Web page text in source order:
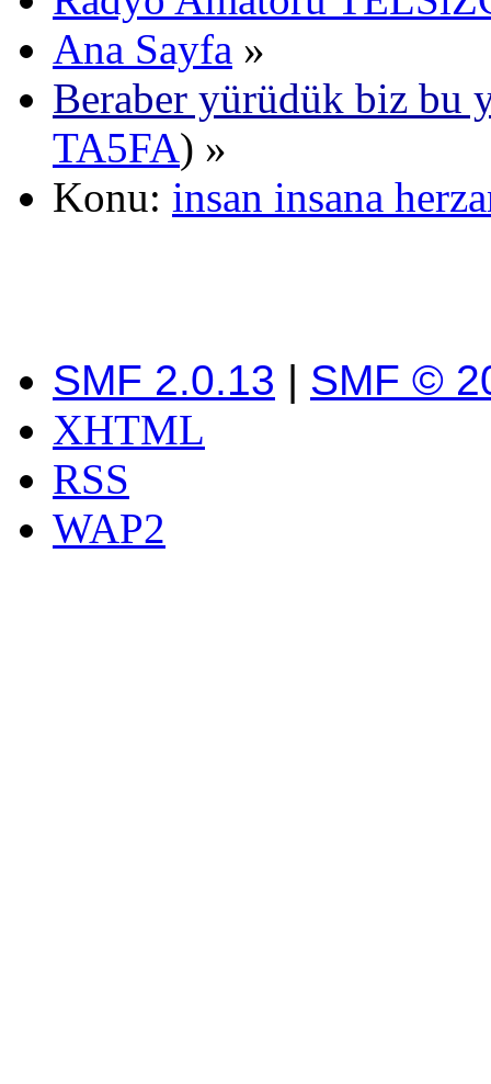
Ana Sayfa »
Beraber yürüdük biz
TA5FA) »
Konu: insan insana
SMF 2.0.13 | SMF ©
XHTML
RSS
WAP2